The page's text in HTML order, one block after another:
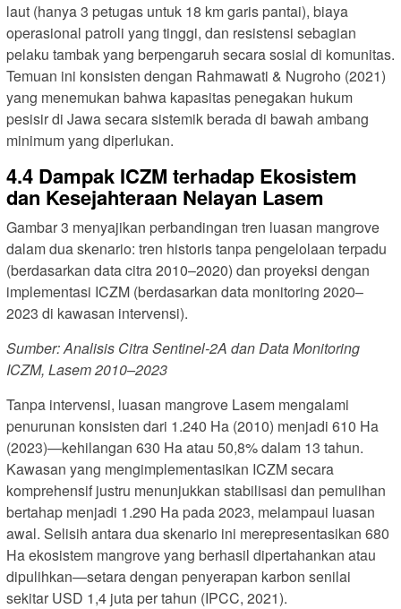
laut (hanya 3 petugas untuk 18 km garis pantai), biaya
operasional patroli yang tinggi, dan resistensi sebagian
pelaku tambak yang berpengaruh secara sosial di komunitas.
Temuan ini konsisten dengan Rahmawati & Nugroho (2021)
yang menemukan bahwa kapasitas penegakan hukum
pesisir di Jawa secara sistemik berada di bawah ambang
minimum yang diperlukan.
4.4 Dampak ICZM terhadap Ekosistem
dan Kesejahteraan Nelayan Lasem
Gambar 3 menyajikan perbandingan tren luasan mangrove
dalam dua skenario: tren historis tanpa pengelolaan terpadu
(berdasarkan data citra 2010–2020) dan proyeksi dengan
implementasi ICZM (berdasarkan data monitoring 2020–
2023 di kawasan intervensi).
Sumber: Analisis Citra Sentinel-2A dan Data Monitoring
ICZM, Lasem 2010–2023
Tanpa intervensi, luasan mangrove Lasem mengalami
penurunan konsisten dari 1.240 Ha (2010) menjadi 610 Ha
(2023)—kehilangan 630 Ha atau 50,8% dalam 13 tahun.
Kawasan yang mengimplementasikan ICZM secara
komprehensif justru menunjukkan stabilisasi dan pemulihan
bertahap menjadi 1.290 Ha pada 2023, melampaui luasan
awal. Selisih antara dua skenario ini merepresentasikan 680
Ha ekosistem mangrove yang berhasil dipertahankan atau
dipulihkan—setara dengan penyerapan karbon senilai
sekitar USD 1,4 juta per tahun (IPCC, 2021).